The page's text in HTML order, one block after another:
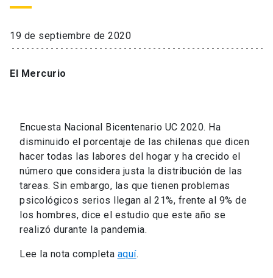
19 de septiembre de 2020
El Mercurio
Encuesta Nacional Bicentenario UC 2020. Ha
disminuido el porcentaje de las chilenas que dicen
hacer todas las labores del hogar y ha crecido el
número que considera justa la distribución de las
tareas. Sin embargo, las que tienen problemas
psicológicos serios llegan al 21%, frente al 9% de
los hombres, dice el estudio que este año se
realizó durante la pandemia.
Lee la nota completa aquí.